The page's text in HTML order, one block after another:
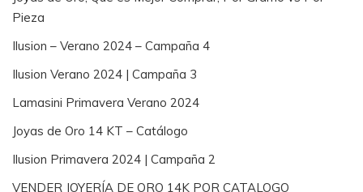
Pieza
Ilusion – Verano 2024 – Campaña 4
Ilusion Verano 2024 | Campaña 3
Lamasini Primavera Verano 2024
Joyas de Oro 14 KT – Catálogo
Ilusion Primavera 2024 | Campaña 2
VENDER JOYERÍA DE ORO 14K POR CATALOGO